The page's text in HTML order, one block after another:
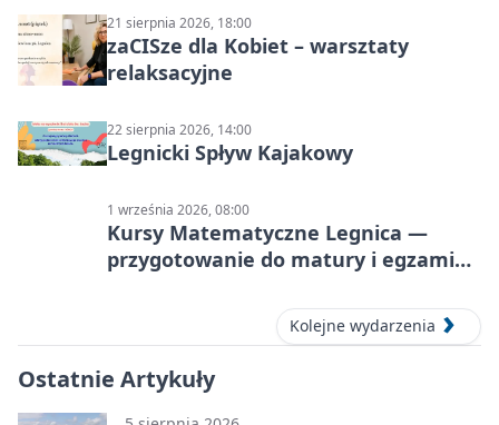
21 sierpnia 2026, 18:00
zaCISze dla Kobiet – warsztaty
relaksacyjne
22 sierpnia 2026, 14:00
Legnicki Spływ Kajakowy
1 września 2026, 08:00
Kursy Matematyczne Legnica —
przygotowanie do matury i egzaminu
Kolejne wydarzenia
Ostatnie Artykuły